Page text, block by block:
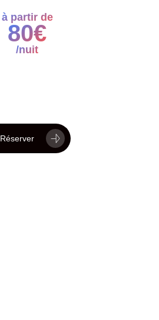
à partir de
80€
/nuit
Réserver